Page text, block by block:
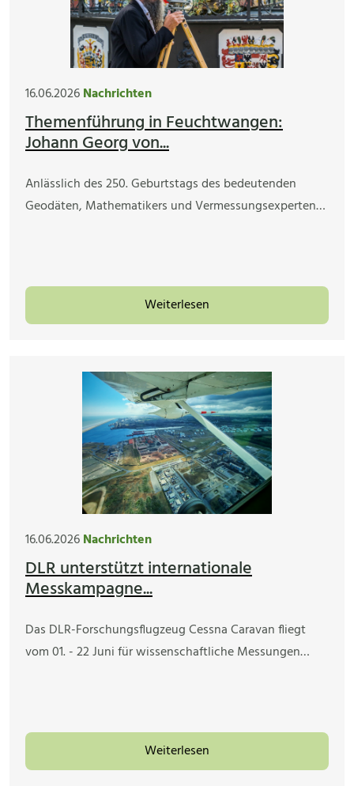
16.06.2026Nachrichten
Themenführung in Feuchtwangen:
Johann Georg von...
Anlässlich des 250. Geburtstags des bedeutenden
Geodäten, Mathematikers und Vermessungsexperten…
Weiterlesen
16.06.2026Nachrichten
DLR unterstützt internationale
Messkampagne...
Das DLR-Forschungsflugzeug Cessna Caravan fliegt
vom 01. - 22 Juni für wissenschaftliche Messungen…
Weiterlesen